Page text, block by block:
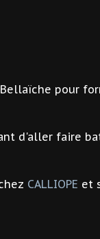
Bellaïche pour
d'aller faire
CALLIOPE et